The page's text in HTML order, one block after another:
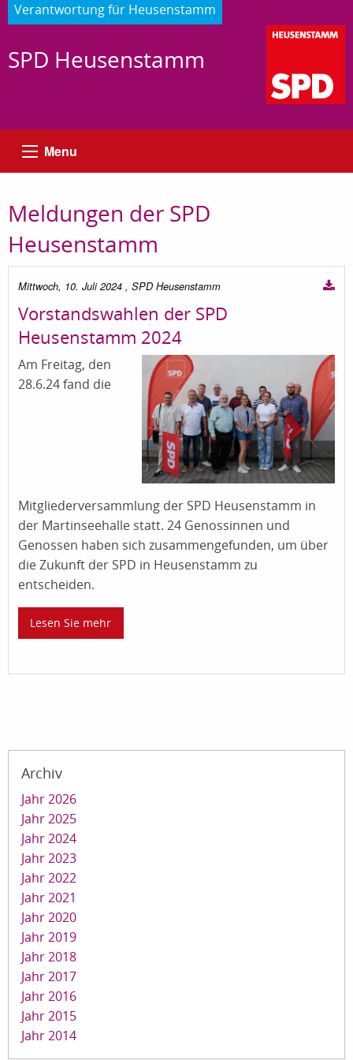
Verantwortung für Heusenstamm
SPD Heusenstamm
Menu
Meldungen der SPD
Heusenstamm
Mittwoch, 10. Juli 2024 , SPD Heusenstamm
Vorstandswahlen der SPD
Heusenstamm 2024
Am Freitag, den
28.6.24 fand die
Mitgliederversammlung der SPD Heusenstamm in
der Martinseehalle statt. 24 Genossinnen und
Genossen haben sich zusammengefunden, um über
die Zukunft der SPD in Heusenstamm zu
entscheiden.
Lesen Sie mehr
Archiv
Jahr 2026
Jahr 2025
Jahr 2024
Jahr 2023
Jahr 2022
Jahr 2021
Jahr 2020
Jahr 2019
Jahr 2018
Jahr 2017
Jahr 2016
Jahr 2015
Jahr 2014